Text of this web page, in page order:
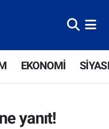
EKONOMİ
yanıt!